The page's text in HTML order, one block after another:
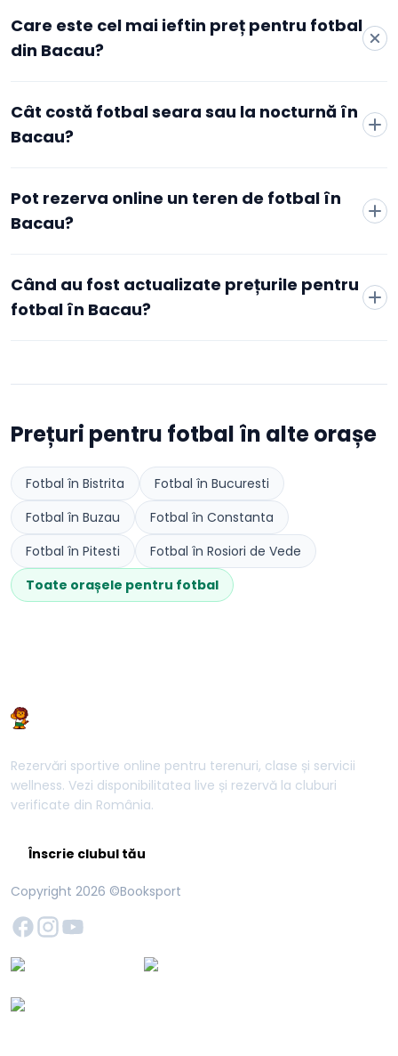
Care este cel mai ieftin preț pentru fotbal
din Bacau?
pornesc de la 140 RON/oră, la Refugio Campo, conform
datelor agregate de Booksport din cluburile active din oraș.
săptămânii sunt mai accesibile decât cele de seară sau de
weekend. Pentru tarifele exacte și disponibilitatea în timp
real, poți compara direct cluburile listate pe această pagină.
Cât costă fotbal seara sau la nocturnă în
Bacau?
Pot rezerva online un teren de fotbal în
Bacau?
Când au fost actualizate prețurile pentru
fotbal în Bacau?
Prețuri pentru fotbal în alte orașe
Fotbal în Bistrita Fotbal în Bucuresti
Fotbal în Buzau Fotbal în Constanta
Fotbal în Pitesti Fotbal în Rosiori de Vede
Toate orașele pentru fotbal
Rezervări sportive online pentru terenuri, clase și servicii
wellness. Vezi disponibilitatea live și rezervă la cluburi
verificate din România.
Înscrie clubul tău
Copyright 2026 ©Booksport